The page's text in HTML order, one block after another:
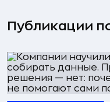
Публикации